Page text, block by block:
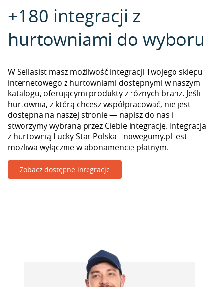
+180 integracji z
hurtowniami do wyboru
W Sellasist masz możliwość integracji Twojego sklepu
internetowego z hurtowniami dostępnymi w naszym
katalogu, oferującymi produkty z różnych branż. Jeśli
hurtownia, z którą chcesz współpracować, nie jest
dostępna na naszej stronie — napisz do nas i
stworzymy wybraną przez Ciebie integrację. Integracja
z hurtownią Lucky Star Polska - nowegumy.pl jest
możliwa wyłącznie w abonamencie płatnym.
Zobacz dostępne integracje